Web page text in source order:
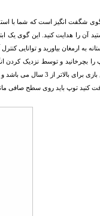
شگفت انگیز است که شما با
آن را هدایت کنید. این گوی یک
به ارمغان بیاورید و توانایی
را بچرخانید و توسط نزدیک
از 3 سال می باشد و در رشد ذهنی و دقت کودکان کمک می کند.
کنید توپ باید روی سطح صافی